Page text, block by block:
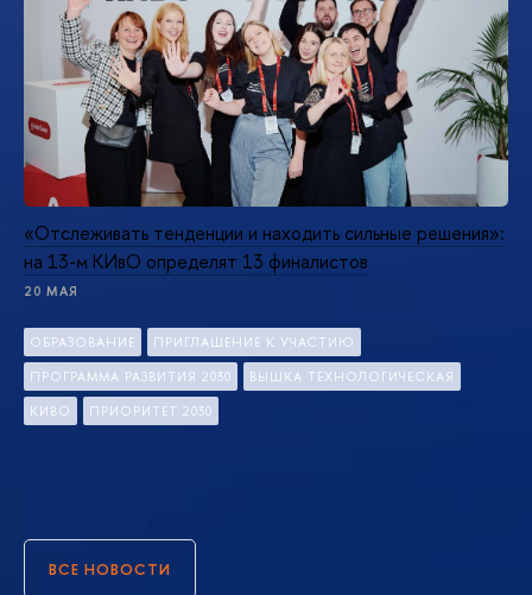
«Отслеживать тенденции и находить сильные решения»:
на 13-м КИвО определят 13 финалистов
20 МАЯ
ОБРАЗОВАНИЕ ПРИГЛАШЕНИЕ К УЧАСТИЮ
ПРОГРАММА РАЗВИТИЯ 2030 ВЫШКА ТЕХНОЛОГИЧЕСКАЯ
КИВО ПРИОРИТЕТ 2030
ВСЕ НОВОСТИ